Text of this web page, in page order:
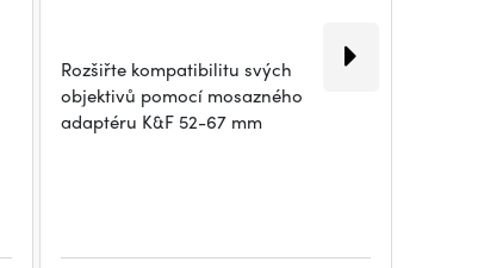
Rozšiřte kompatibilitu svých
objektivů pomocí mosazného
adaptéru K&F 52-67 mm